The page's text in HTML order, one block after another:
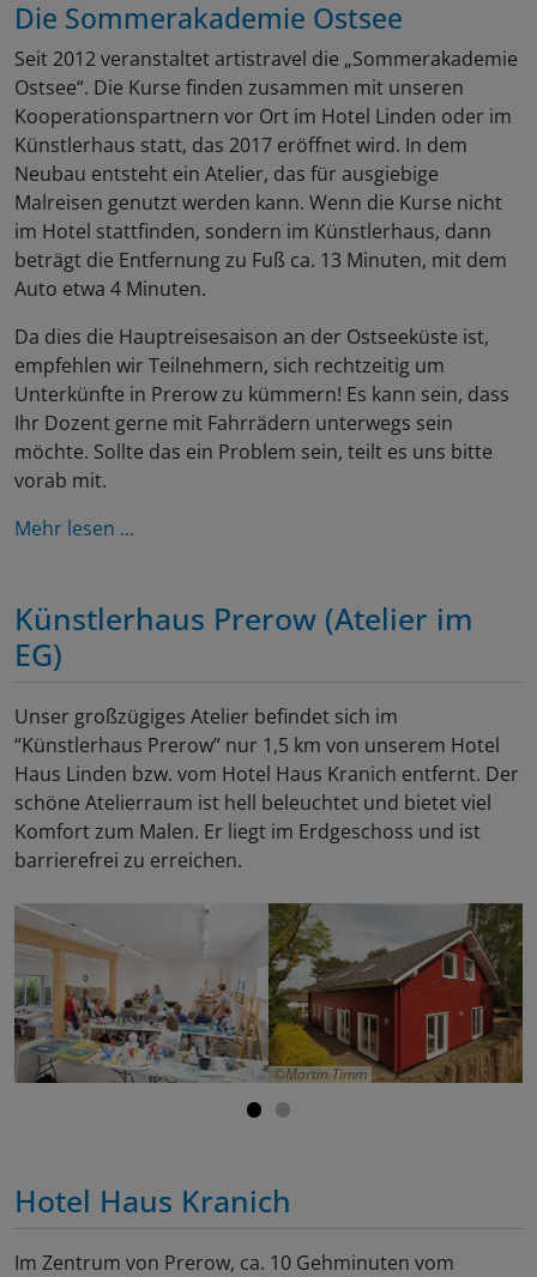
Die Sommerakademie Ostsee
Seit 2012 veranstaltet artistravel die „Sommerakademie
Ostsee“. Die Kurse finden zusammen mit unseren
Kooperationspartnern vor Ort im Hotel Linden oder im
Künstlerhaus statt, das 2017 eröffnet wird. In dem
Neubau entsteht ein Atelier, das für ausgiebige
Malreisen genutzt werden kann. Wenn die Kurse nicht
im Hotel stattfinden, sondern im Künstlerhaus, dann
beträgt die Entfernung zu Fuß ca. 13 Minuten, mit dem
Auto etwa 4 Minuten.
Da dies die Hauptreisesaison an der Ostseeküste ist,
empfehlen wir Teilnehmern, sich rechtzeitig um
Unterkünfte in Prerow zu kümmern! Es kann sein, dass
Ihr Dozent gerne mit Fahrrädern unterwegs sein
möchte. Sollte das ein Problem sein, teilt es uns bitte
vorab mit.
Mehr lesen ...
Künstlerhaus Prerow (Atelier im
EG)
Unser großzügiges Atelier befindet sich im
“Künstlerhaus Prerow” nur 1,5 km von unserem Hotel
Haus Linden bzw. vom Hotel Haus Kranich entfernt. Der
schöne Atelierraum ist hell beleuchtet und bietet viel
Komfort zum Malen. Er liegt im Erdgeschoss und ist
barrierefrei zu erreichen.
Martin Timm
Hotel Haus Kranich
Im Zentrum von Prerow, ca. 10 Gehminuten vom